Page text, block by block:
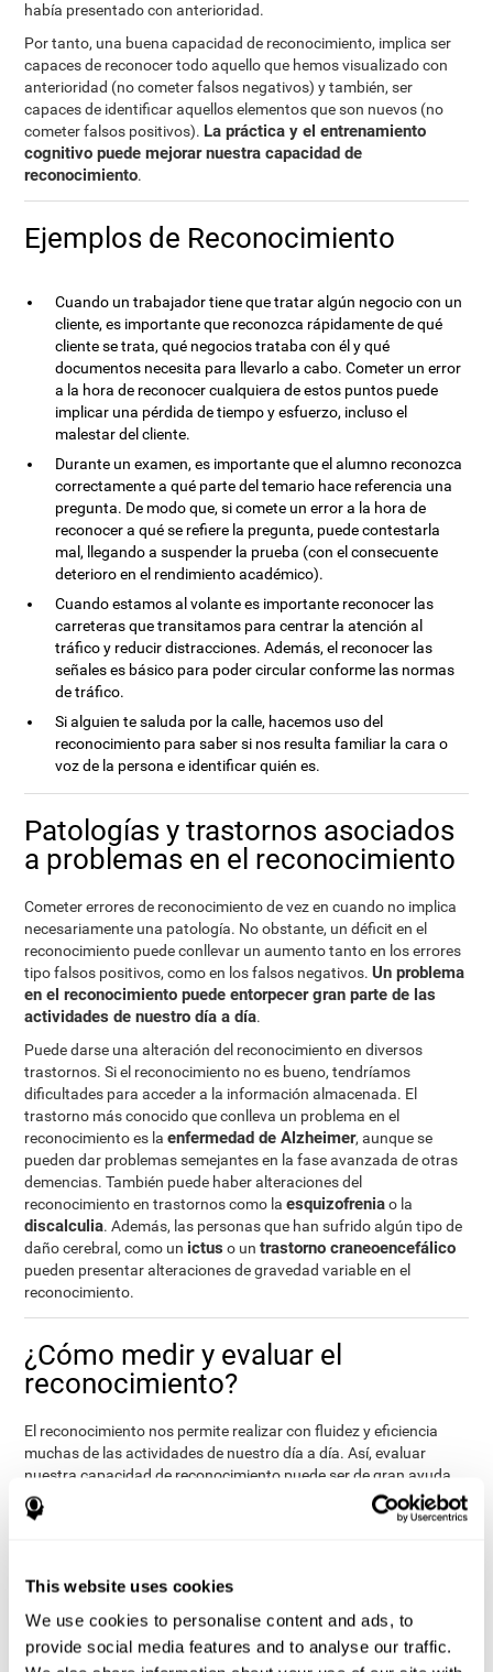
This website uses cookies
We use cookies to personalise content and ads, to
provide social media features and to analyse our traffic.
había presentado con anterioridad.
Por tanto, una buena capacidad de reconocimiento, implica ser
capaces de reconocer todo aquello que hemos visualizado con
anterioridad (no cometer falsos negativos) y también, ser
capaces de identificar aquellos elementos que son nuevos (no
cometer falsos positivos). La práctica y el entrenamiento
cognitivo puede mejorar nuestra capacidad de
reconocimiento.
Ejemplos de Reconocimiento
Cuando un trabajador tiene que tratar algún negocio con un
cliente, es importante que reconozca rápidamente de qué
cliente se trata, qué negocios trataba con él y qué
documentos necesita para llevarlo a cabo. Cometer un error
a la hora de reconocer cualquiera de estos puntos puede
implicar una pérdida de tiempo y esfuerzo, incluso el
malestar del cliente.
Durante un examen, es importante que el alumno reconozca
correctamente a qué parte del temario hace referencia una
pregunta. De modo que, si comete un error a la hora de
reconocer a qué se refiere la pregunta, puede contestarla
mal, llegando a suspender la prueba (con el consecuente
deterioro en el rendimiento académico).
Cuando estamos al volante es importante reconocer las
carreteras que transitamos para centrar la atención al
tráfico y reducir distracciones. Además, el reconocer las
señales es básico para poder circular conforme las normas
de tráfico.
Si alguien te saluda por la calle, hacemos uso del
reconocimiento para saber si nos resulta familiar la cara o
voz de la persona e identificar quién es.
Patologías y trastornos asociados
a problemas en el reconocimiento
Cometer errores de reconocimiento de vez en cuando no implica
necesariamente una patología. No obstante, un déficit en el
reconocimiento puede conllevar un aumento tanto en los errores
tipo falsos positivos, como en los falsos negativos.Un problema
en el reconocimiento puede entorpecer gran parte de las
actividades de nuestro día a día.
Puede darse una alteración del reconocimiento en diversos
trastornos. Si el reconocimiento no es bueno, tendríamos
dificultades para acceder a la información almacenada. El
trastorno más conocido que conlleva un problema en el
reconocimiento es laenfermedad de Alzheimer, aunque se
pueden dar problemas semejantes en la fase avanzada de otras
demencias. También puede haber alteraciones del
reconocimiento en trastornos como laesquizofreniao la
discalculia. Además, las personas que han sufrido algún tipo de
daño cerebral, como un ictus o untrastorno craneoencefálico
pueden presentar alteraciones de gravedad variable en el
reconocimiento.
¿Cómo medir y evaluar el
reconocimiento?
El reconocimiento nos permite realizar con fluidez y eficiencia
muchas de las actividades de nuestro día a día. Así, evaluar
nuestra capacidad de reconocimiento puede ser de gran ayuda
en diferentes ámbitos de la vida: en
ámbitos académicos(saber
si algún alumno va a tener problemas a la hora de reconocer
familiares allegados) o enámbitos profesionales
laboral o los clientes).
Mediante una completa evaluación neuropsicológica